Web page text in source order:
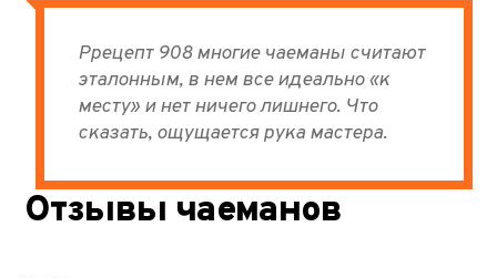
Ррецепт 908 многие чаеманы считают
эталонным, в нем все идеально «к
месту» и нет ничего лишнего. Что
сказать, ощущается рука мастера.
Отзывы чаеманов